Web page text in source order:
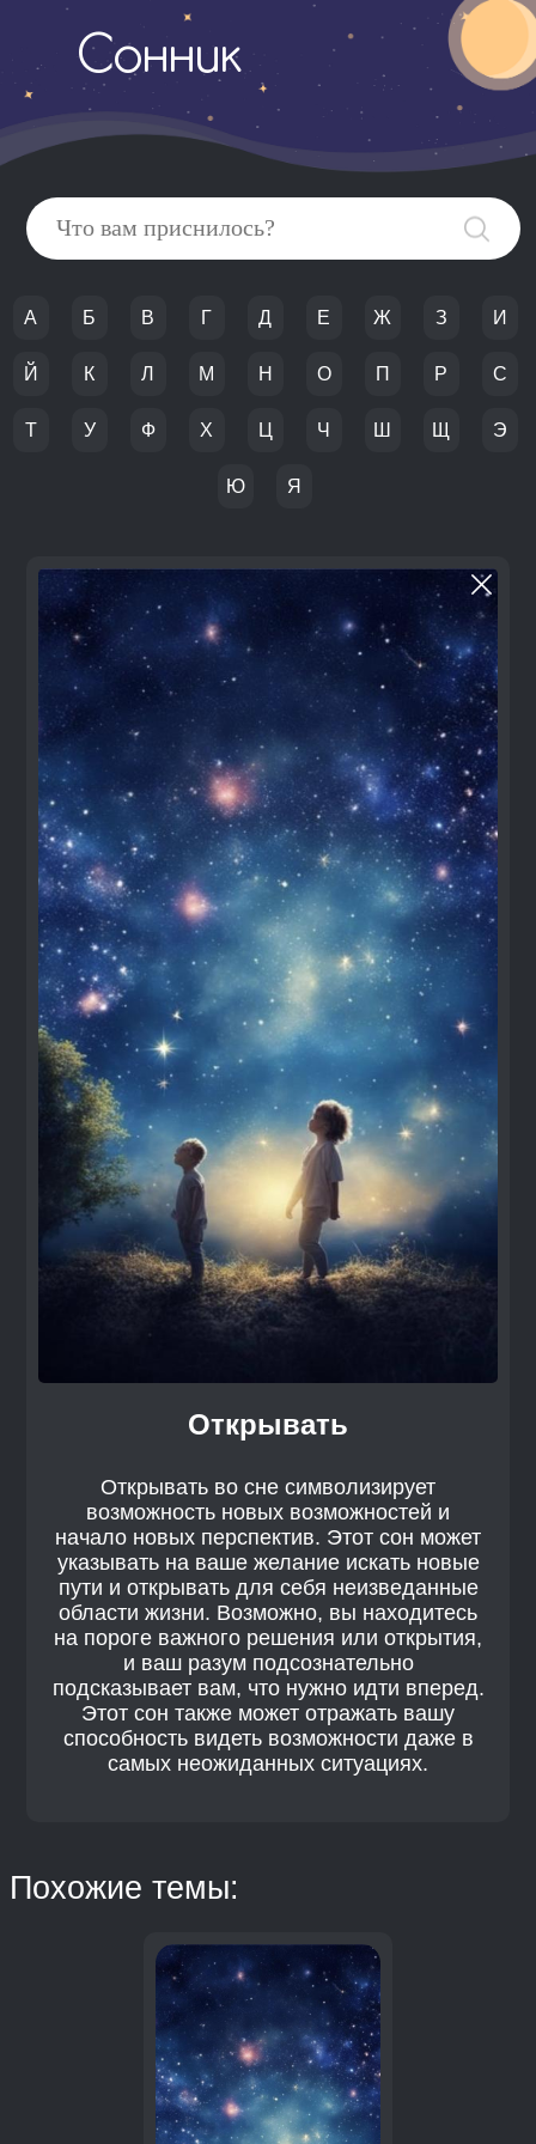
Сонник
А Б В Г Д Е Ж З И
Й К Л М Н О П Р С
Т У Ф Х Ц Ч Ш Щ Э
Ю Я
Открывать
Открывать во сне символизирует
возможность новых возможностей и
начало новых перспектив. Этот сон может
указывать на ваше желание искать новые
пути и открывать для себя неизведанные
области жизни. Возможно, вы находитесь
на пороге важного решения или открытия,
и ваш разум подсознательно
подсказывает вам, что нужно идти вперед.
Этот сон также может отражать вашу
способность видеть возможности даже в
самых неожиданных ситуациях.
Похожие темы: